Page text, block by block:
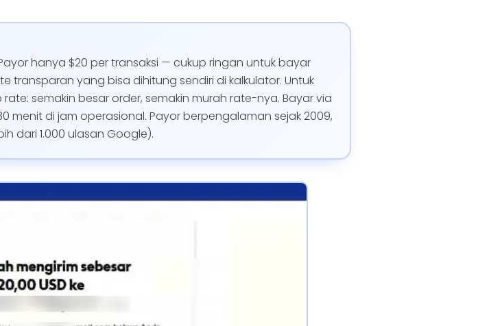
hanya $20 per transaksi — cukup ringan untuk bayar
yang bisa dihitung sendiri di kalkulator. Untuk
semakin besar order, semakin murah rate-nya. Bayar via
menit di jam operasional. Payor berpengalaman sejak 2009,
dari 1.000 ulasan Google).